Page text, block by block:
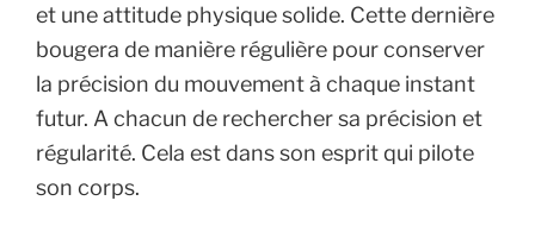
et une attitude physique solide. Cette dernière
bougera de manière régulière pour conserver
la précision du mouvement à chaque instant
futur. A chacun de rechercher sa précision et
régularité. Cela est dans son esprit qui pilote
son corps.